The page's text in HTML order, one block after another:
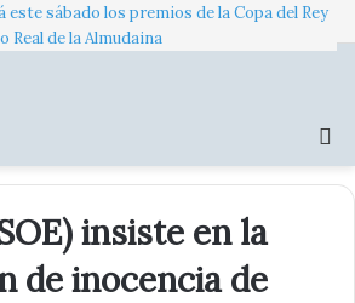
este sábado los premios de la Copa del Rey
Real de la Almudaina
insiste en la
de inocencia de